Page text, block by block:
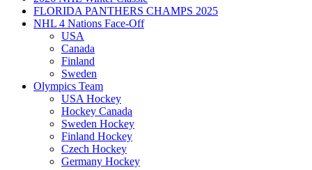
FLORIDA PANTHERS CHAMPS 2025
NHL 4 Nations Face-Off
USA
Canada
Finland
Sweden
Olympics Team
USA Hockey
Hockey Canada
Sweden Hockey
Finland Hockey
Czech Hockey
Germany Hockey